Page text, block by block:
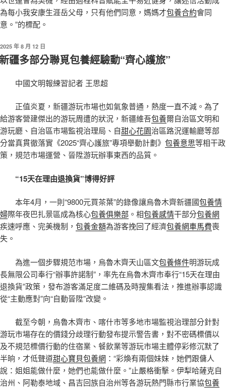
為每小我安康生涯岳父母，只有他們同意，媽媽才包養合約會同
意。”的標配。
發
佈
於
2025 年 8 月 12 日
疆多部分聯覓包養經驗動“齊心護旅”
中國文明報練習記者 王思超
正值炎夏，新疆游玩市場也如氣象普通，熱度一直不減。為了
給游客營建傑出的游玩周遭的狀況，新疆維吾包養爾自治區文明和
游玩廳、自治區市場監視治理局、自甜心花園治區路況運輸廳等部
分當真貫徹落實《2025“齊心護旅”專項舉動計劃》 包養意思等相干政
策，規范市場運營、晉陞游玩辦事東西的品質。
“15天在理由退換貨”博得好評
本年4月，一則“9800元買茶葉”的錄像讓烏魯木齊新疆國包養情
婦際年夜巴扎景區成為核心包養俱樂部 。相包養感情干部分包養網
疾速呼應、完美機制， 包養金額為游客挽回了經濟包養網車馬費喪
失。
為進一個步驟規范市場，烏魯木齊天山區文包養條件明游玩成
長無限公司奉行“辦事許諾制”，率先在烏魯木齊市奉行“15天在理由
退換貨”政策，發布游客滿足度二維碼及時搜集看法，推進辦事認識
從“主動應對”向“自動晉陞”改變。
截至今朝，烏魯木齊市、喀什市等多地市場監視治理部分針對
游玩市場存在的價錢分歧理行動發布提示警告書，對不密碼標價以
及不規范標價行動的住宿業、餐飲業等游玩市場主體停彩修沉默了
半晌，才低聲道甜心寶貝包養網 ：“彩煥有兩個妹妹，她們跟傭人
說：姐姐能做什麼，她們也能做什麼。”止嚴格衝擊。伊犁哈薩克自
治州、阿勒泰地域、昌吉回族自治州等各游玩熱門縣市行業協包養